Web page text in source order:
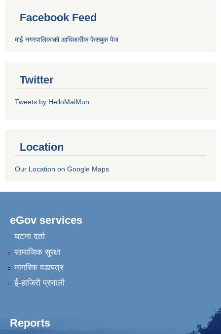
Facebook Feed
माई नगरपालिकाको आधिकारीक फेसबुक पेज
Twitter
Tweets by HelloMaiMun
Location
Our Location on Google Maps
eGov services
घटना दर्ता
सामाजिक सुरक्षा
नागरिक वडापत्र
ई-हाजिरी प्रणाली
Reports